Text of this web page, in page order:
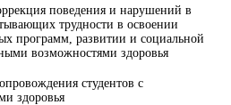
поведения и нарушений в
трудности в освоении
программ, развитии и социальной
возможностями здоровья
студентов с
здоровья